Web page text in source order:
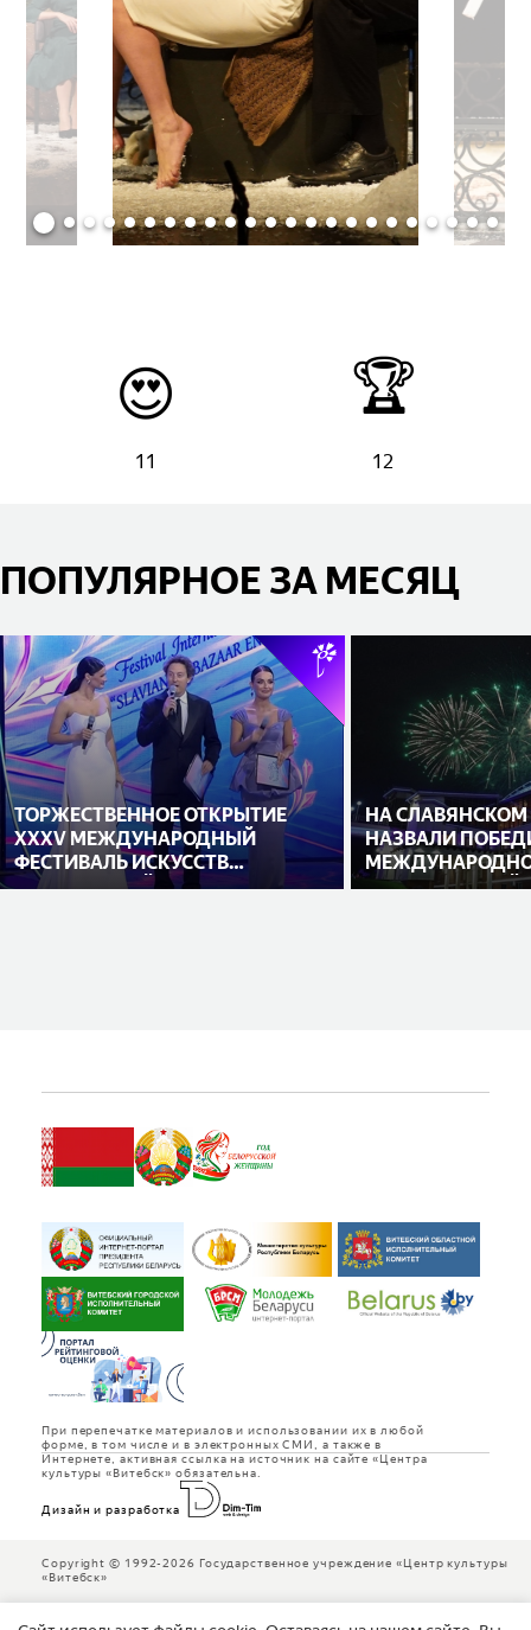
😍
11
🏆
12
ПОПУЛЯРНОЕ ЗА МЕСЯЦ
ТОРЖЕСТВЕННОЕ ОТКРЫТИЕ
XXXV МЕЖДУНАРОДНЫЙ
ФЕСТИВАЛЬ ИСКУССТВ
«СЛАВЯНСКИЙ БАЗАР В
НА СЛАВЯНСКОМ
НАЗВАЛИ
ИСПОЛНИТЕЛЕЙ
При перепечатке материалов и использовании их в любой
форме, в том числе и в электронных СМИ, а также в
Интернете, активная ссылка на источник на сайте «Центра
культуры «Витебск» обязательна.
Дизайн и разработка
Copyright © 1992-2026 Государственное учреждение «Центр культуры
«Витебск»